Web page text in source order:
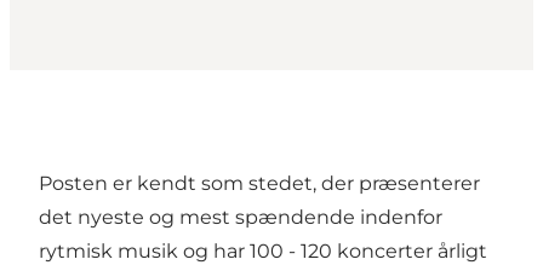
Posten er kendt som stedet, der præsenterer
det nyeste og mest spændende indenfor
rytmisk musik og har 100 - 120 koncerter årligt